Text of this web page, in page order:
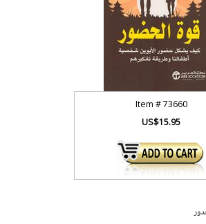
Item #73660
US$15.95